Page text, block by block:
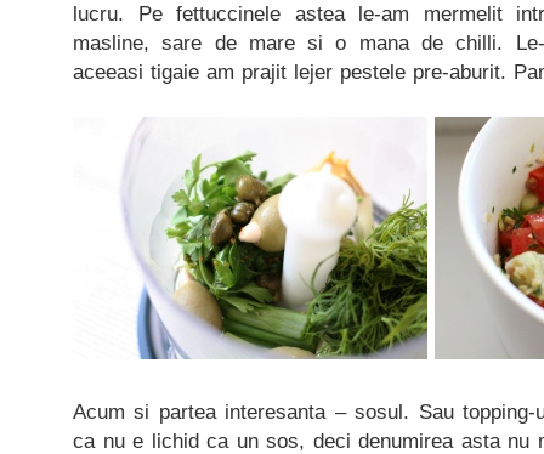
lucru. Pe fettuccinele astea le-am mermelit
masline, sare de mare si o mana de chilli.
aceeasi tigaie am prajit lejer pestele pre-aburit.
Acum si partea interesanta – sosul. Sau
ca nu e lichid ca un sos, deci denumirea asta nu